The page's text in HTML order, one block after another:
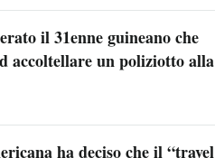
il 31enne guineano che
accoltellare un poliziotto alla
ha deciso che il “travel